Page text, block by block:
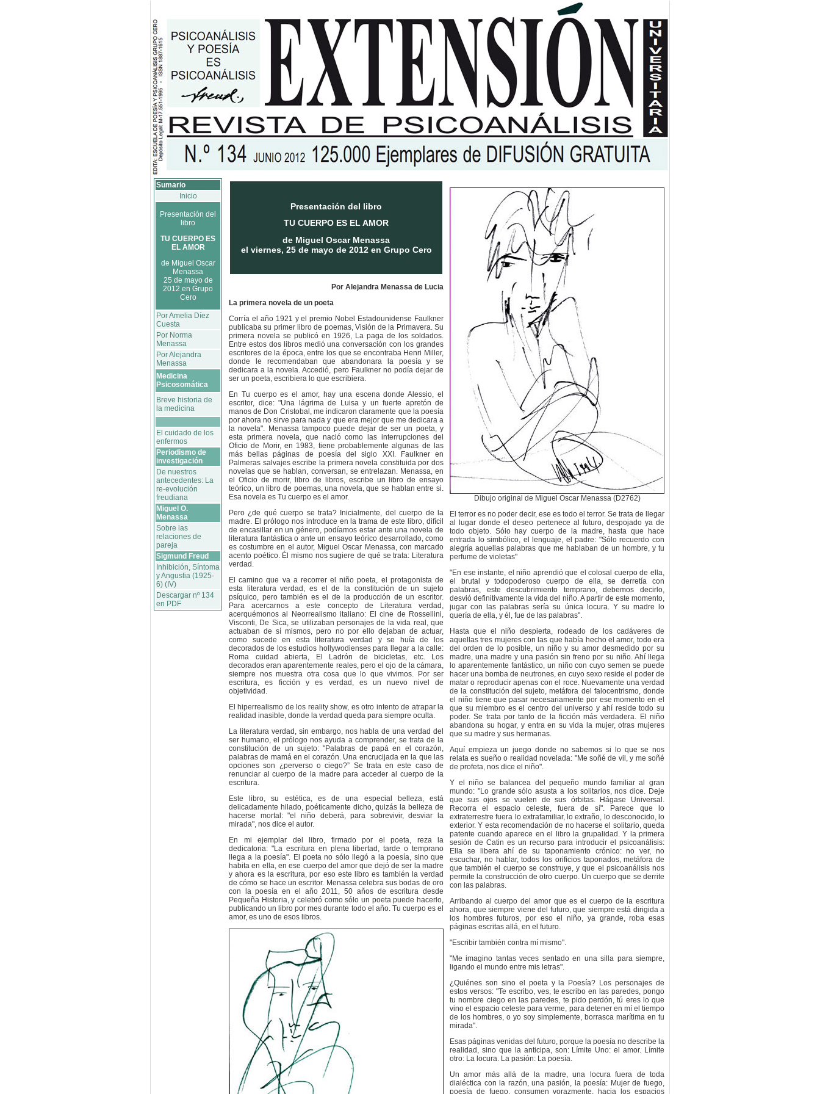
Sumario
Inicio
Presentación del
libro
TU CUERPO ES
EL AMOR
de Miguel Oscar
Menassa
25 de mayo de
2012 en Grupo
Cero
Por Amelia Díez
Cuesta
Por Norma
Menassa
Por Alejandra
Menassa
Medicina
Psicosomática
Breve historia de
la medicina
El cuidado de los
enfermos
Periodismo de
investigación
De nuestros
antecedentes: La
re-evolución
freudiana
Miguel O.
Menassa
Sobre las
relaciones de
pareja
Sigmund Freud
Inhibición, Síntoma
y Angustia (1925-
6) (IV)
Descargar nº 134
en PDF
Presentación del libro
TU CUERPO ES EL AMOR
de Miguel Oscar Menassa
el viernes, 25 de mayo de 2012 en Grupo Cero
Por Alejandra Menassa de Lucia
La primera novela de un poeta
Corría el año 1921 y el premio Nobel Estadounidense Faulkner
publicaba su primer libro de poemas, Visión de la Primavera. Su
primera novela se publicó en 1926, La paga de los soldados.
Entre estos dos libros medió una conversación con los grandes
escritores de la época, entre los que se encontraba Henri Miller,
donde le recomendaban que abandonara la poesía y se
dedicara a la novela. Accedió, pero Faulkner no podía dejar de
ser un poeta, escribiera lo que escribiera.
En Tu cuerpo es el amor, hay una escena donde Alessio, el
escritor, dice: "Una lágrima de Luisa y un fuerte apretón de
manos de Don Cristobal, me indicaron claramente que la poesía
por ahora no sirve para nada y que era mejor que me dedicara a
la novela". Menassa tampoco puede dejar de ser un poeta, y
esta primera novela, que nació como las interrupciones del
Oficio de Morir, en 1983, tiene probablemente algunas de las
más bellas páginas de poesía del siglo XXI. Faulkner en
Palmeras salvajes escribe la primera novela constituida por dos
novelas que se hablan, conversan, se entrelazan. Menassa, en
el Oficio de morir, libro de libros, escribe un libro de ensayo
teórico, un libro de poemas, una novela, que se hablan entre si.
Esa novela es Tu cuerpo es el amor.
Pero ¿de qué cuerpo se trata? Inicialmente, del cuerpo de la
madre. El prólogo nos introduce en la trama de este libro, difícil
de encasillar en un género, podíamos estar ante una novela de
literatura fantástica o ante un ensayo teórico desarrollado, como
es costumbre en el autor, Miguel Oscar Menassa, con marcado
acento poético. Él mismo nos sugiere de qué se trata: Literatura
verdad.
El camino que va a recorrer el niño poeta, el protagonista de
esta literatura verdad, es el de la constitución de un sujeto
psíquico, pero también es el de la producción de un escritor.
Para acercarnos a este concepto de Literatura verdad,
acerquémonos al Neorrealismo italiano: El cine de Rossellini,
Visconti, De Sica, se utilizaban personajes de la vida real, que
actuaban de sí mismos, pero no por ello dejaban de actuar,
como sucede en esta literatura verdad y se huía de los
decorados de los estudios hollywodienses para llegar a la calle:
Roma cuidad abierta, El Ladrón de bicicletas, etc. Los
decorados eran aparentemente reales, pero el ojo de la cámara,
siempre nos muestra otra cosa que lo que vivimos. Por ser
escritura, es ficción y es verdad, es un nuevo nivel de
objetividad.
El hiperrealismo de los reality show, es otro intento de atrapar la
realidad inasible, donde la verdad queda para siempre oculta.
La literatura verdad, sin embargo, nos habla de una verdad del
ser humano, el prólogo nos ayuda a comprender, se trata de la
constitución de un sujeto: "Palabras de papá en el corazón,
palabras de mamá en el corazón. Una encrucijada en la que las
opciones son ¿perverso o ciego?” Se trata en este caso de
renunciar al cuerpo de la madre para acceder al cuerpo de la
escritura.
Este libro, su estética, es de una especial belleza, está
delicadamente hilado, poéticamente dicho, quizás la belleza de
hacerse mortal: "el niño deberá, para sobrevivir, desviar la
mirada", nos dice el autor.
En mi ejemplar del libro, firmado por el poeta, reza la
dedicatoria: "La escritura en plena libertad, tarde o temprano
llega a la poesía". El poeta no sólo llegó a la poesía, sino que
habita en ella, en ese cuerpo del amor que dejó de ser la madre
y ahora es la escritura, por eso este libro es también la verdad
de cómo se hace un escritor. Menassa celebra sus bodas de oro
con la poesía en el año 2011, 50 años de escritura desde
Pequeña Historia, y celebró como sólo un poeta puede hacerlo,
publicando un libro por mes durante todo el año. Tu cuerpo es el
amor, es uno de esos libros.
Dibujo original de Miguel Oscar Menassa (D2762)
El terror es no poder decir, ese es todo el terror. Se trata de llegar
al lugar donde el deseo pertenece al futuro, despojado ya de
todo objeto. Sólo hay cuerpo de la madre, hasta que hace
entrada lo simbólico, el lenguaje, el padre: "Sólo recuerdo con
alegría aquellas palabras que me hablaban de un hombre, y tu
perfume de violetas"
"En ese instante, el niño aprendió que el colosal cuerpo de ella,
el brutal y todopoderoso cuerpo de ella, se derretía con
palabras, este descubrimiento temprano, debemos decirlo,
desvió definitivamente la vida del niño. A partir de este momento,
jugar con las palabras sería su única locura. Y su madre lo
quería de ella, y él, fue de las palabras".
Hasta que el niño despierta, rodeado de los cadáveres de
aquellas tres mujeres con las que había hecho el amor, todo era
del orden de lo posible, un niño y su amor desmedido por su
madre, una madre y una pasión sin freno por su niño. Ahí llega
lo aparentemente fantástico, un niño con cuyo semen se puede
hacer una bomba de neutrones, en cuyo sexo reside el poder de
matar o reproducir apenas con el roce. Nuevamente una verdad
de la constitución del sujeto, metáfora del falocentrismo, donde
el niño tiene que pasar necesariamente por ese momento en el
que su miembro es el centro del universo y ahí reside todo su
poder. Se trata por tanto de la ficción más verdadera. El niño
abandona su hogar, y entra en su vida la mujer, otras mujeres
que su madre y sus hermanas.
Aquí empieza un juego donde no sabemos si lo que se nos
relata es sueño o realidad novelada: "Me soñé de vil, y me soñé
de profeta, nos dice el niño".
Y el niño se balancea del pequeño mundo familiar al gran
mundo: "Lo grande sólo asusta a los solitarios, nos dice. Deje
que sus ojos se vuelen de sus órbitas. Hágase Universal.
Recorra el espacio celeste, fuera de sí". Parece que lo
extraterrestre fuera lo extrafamiliar, lo extraño, lo desconocido, lo
exterior. Y esta recomendación de no hacerse el solitario, queda
patente cuando aparece en el libro la grupalidad. Y la primera
sesión de Catin es un recurso para introducir el psicoanálisis:
Ella se libera ahí de su taponamiento crónico: no ver, no
escuchar, no hablar, todos los orificios taponados, metáfora de
que también el cuerpo se construye, y que el psicoanálisis nos
permite la construcción de otro cuerpo. Un cuerpo que se derrite
con las palabras.
Arribando al cuerpo del amor que es el cuerpo de la escritura
ahora, que siempre viene del futuro, que siempre está dirigida a
los hombres futuros, por eso el niño, ya grande, roba esas
páginas escritas allá, en el futuro.
"Escribir también contra mí mismo".
"Me imagino tantas veces sentado en una silla para siempre,
ligando el mundo entre mis letras".
¿Quiénes son sino el poeta y la Poesía? Los personajes de
estos versos: "Te escribo, ves, te escribo en las paredes, pongo
tu nombre ciego en las paredes, te pido perdón, tú eres lo que
vino el espacio celeste para verme, para detener en mí el tiempo
de los hombres, o yo soy simplemente, borrasca marítima en tu
mirada".
Esas páginas venidas del futuro, porque la poesía no describe la
realidad, sino que la anticipa, son: Límite Uno: el amor. Límite
otro: La locura. La pasión: La poesía.
Un amor más allá de la madre, una locura fuera de toda
dialéctica con la razón, una pasión, la poesía: Mujer de fuego,
poesía de fuego, consumen vorazmente, hacia los espacios